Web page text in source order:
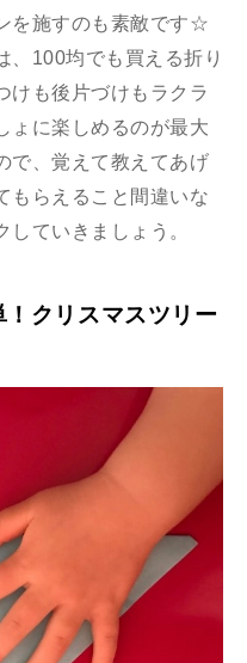
を施すのも素敵です☆
、100均でも買える折り
けも後片づけもラクラ
ょに楽しめるのが最大
で、覚えて教えてあげ
もらえること間違いな
していきましょう。
クリスマスツリー